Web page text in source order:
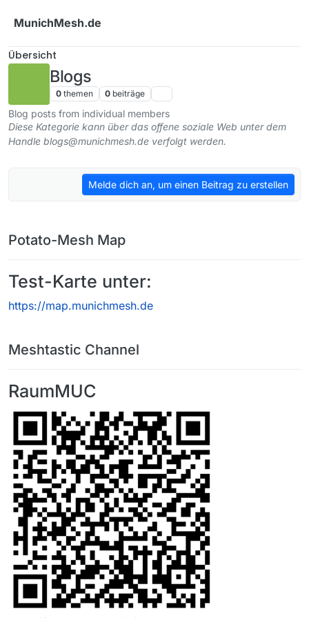
MunichMesh.de
Übersicht
Blogs
0 themen 0 beiträge
Blog posts from individual members
Diese Kategorie kann über das offene soziale Web unter dem
Handle blogs@munichmesh.de verfolgt werden.
Melde dich an, um einen Beitrag zu erstellen
Potato-Mesh Map
Test-Karte unter:
https://map.munichmesh.de
Meshtastic Channel
RaumMUC